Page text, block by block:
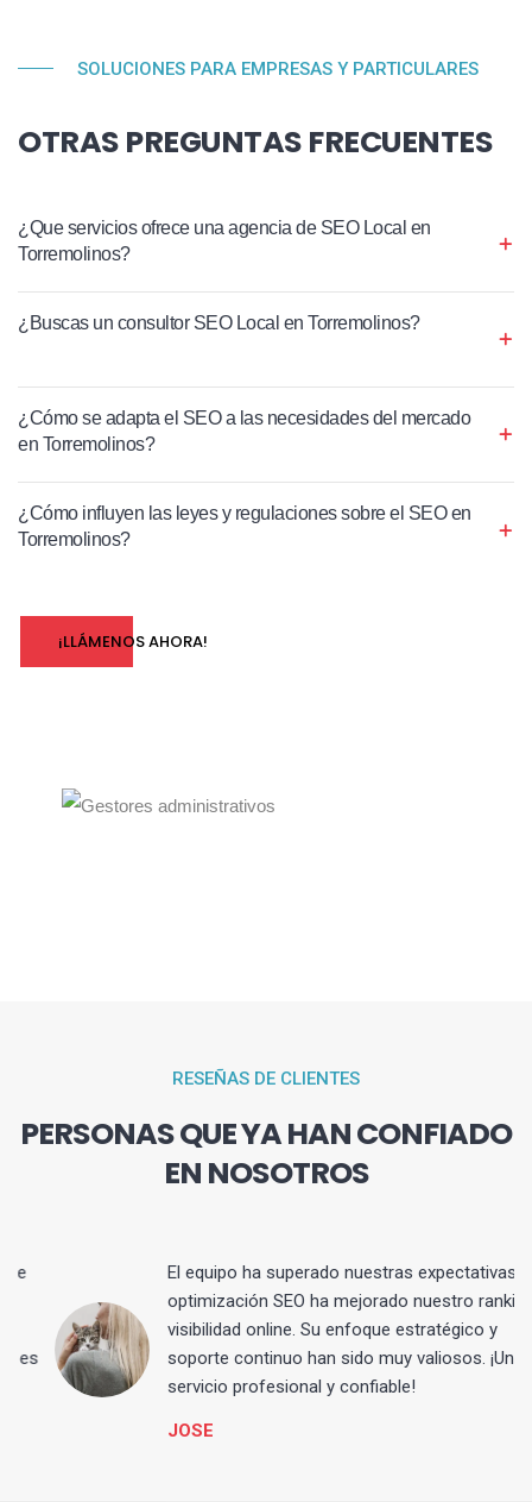
SOLUCIONES PARA EMPRESAS Y PARTICULARES
OTRAS PREGUNTAS FRECUENTES
¿Que servicios ofrece una agencia de SEO Local en
Torremolinos?
¿Buscas un consultor SEO Local en Torremolinos?
¿Cómo se adapta el SEO a las necesidades del mercado
en Torremolinos?
¿Cómo influyen las leyes y regulaciones sobre el SEO en
Torremolinos?
¡LLÁMENOS AHORA!
RESEÑAS DE CLIENTES
PERSONAS QUE YA HAN CONFIADO
EN NOSOTROS
El equipo ha superado nuestras expectativas. La
optimización SEO ha mejorado nuestro ranking y
visibilidad online. Su enfoque estratégico y
soporte continuo han sido muy valiosos. ¡Un
servicio profesional y confiable!
JOSE